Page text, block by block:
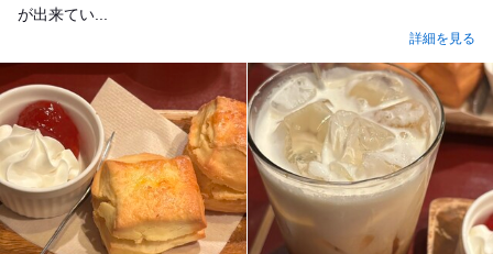
が出来てい...
詳細を見る